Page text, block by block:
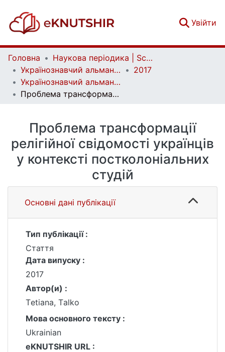
Увійти
Головна
Наукова періодика | Scientific periodicals
Українознавчий альманах | Almanac of Ukrainian Studies
2017
Українознавчий альманах. Випуск 20
Проблема трансформації релігійної свідомості українців у контексті постколоніальних студій
Проблема трансформації
релігійної свідомості українців
у контексті постколоніальних
студій
Основні дані публікації
Тип публікації :
Стаття
Дата випуску :
2017
Автор(и) :
Тetiana, Тalko
Мова основного тексту :
Ukrainian
eKNUTSHIR URL :